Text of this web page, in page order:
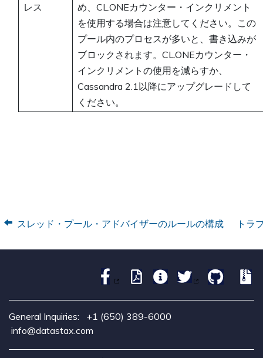
レス
め、CL.ONEカウンター・インクリメント
を使用する場合は注意してください。この
プール内のプロセスが多いと、書き込みが
ブロックされます。CL.ONEカウンター・
インクリメントの使用を減らすか、
Cassandra 2.1以降にアップグレードして
ください。
スレッド・プール・アドバイザーのルールの構成 トラ
General Inquiries: +1 (650) 389-6000
info@datastax.com